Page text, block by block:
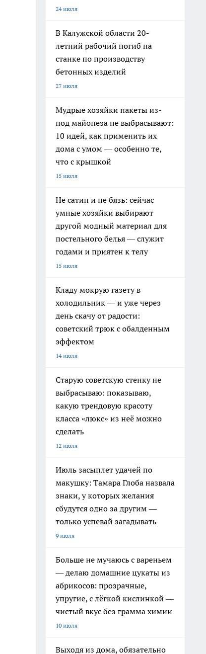
24 июля
В Калужской области 20-
летний рабочий погиб на
станке по производству
бетонных изделий
27 июля
Мудрые хозяйки пакеты из-
под майонеза не выбрасывают:
10 идей, как применить их
дома с умом — особенно те,
что с крышкой
15 июля
Не сатин и не бязь: сейчас
умные хозяйки выбирают
другой модный материал для
постельного белья — служит
годами и приятен к телу
15 июля
Кладу мокрую газету в
холодильник — и уже через
день скачу от радости:
советский трюк с обалденным
эффектом
14 июля
Старую советскую стенку не
выбрасываю: показываю,
какую трендовую красоту
класса «люкс» из неё можно
сделать
12 июля
Июль засыплет удачей по
макушку: Тамара Глоба назвала
знаки, у которых желания
сбудутся одно за другим —
только успевай загадывать
9 июля
Больше не мучаюсь с вареньем
— делаю домашние цукаты из
абрикосов: прозрачные,
упругие, с лёгкой кислинкой —
чистый вкус без грамма химии
10 июля
Выходя из дома, обязательно